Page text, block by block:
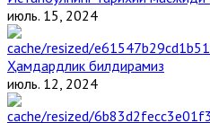
июль. 15, 2024
Ҳамдардлик билдирамиз
июль. 12, 2024